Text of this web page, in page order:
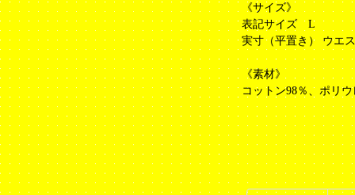
《サイズ》
表記サイズ L
実寸（平置き） ウエ
《素材》
コットン98％、ポリ